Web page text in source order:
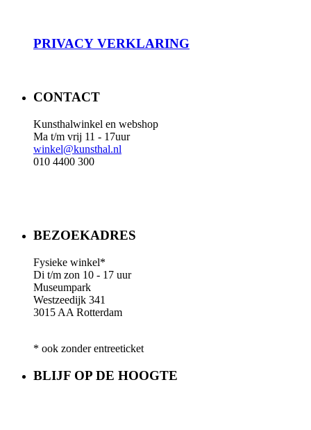
PRIVACY VERKLARING
CONTACT
Kunsthalwinkel en webshop
Ma t/m vrij 11 - 17uur
winkel@kunsthal.nl
010 4400 300
BEZOEKADRES
Fysieke winkel*
Di t/m zon 10 - 17 uur
Museumpark
Westzeedijk 341
3015 AA Rotterdam
* ook zonder entreeticket
BLIJF OP DE HOOGTE